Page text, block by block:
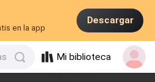
en la app
Descargar
Mi biblioteca